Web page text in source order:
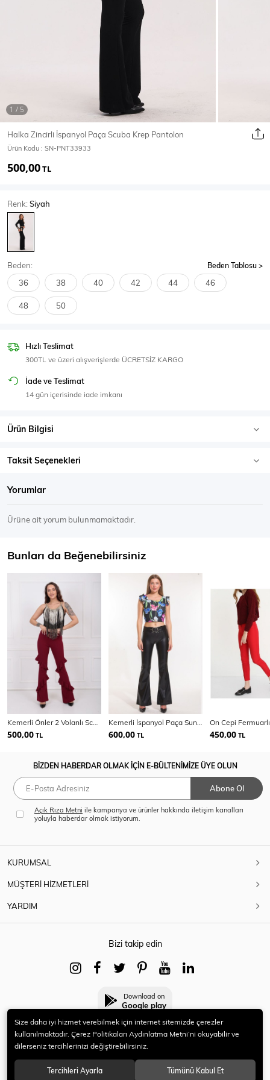
Mont & Kaban
T-Shirt
Body
SPOR GİYİM
Eşofman Üstü
Halka Zincirli İspanyol Paça Scuba Krep Pantolon
Ürün Kodu : SN-PNT33933
500,00TL
Renk:Siyah
Beden: Beden Tablosu
36 38 40 42 44 46
48 50
Hızlı Teslimat
300TL ve üzeri alışverişlerde ÜCRETSİZ KARGO
İade ve Teslimat
14 gün içerisinde iade imkanı
Ürün Bilgisi
Taksit Seçenekleri
Yorumlar
Ürüne ait yorum bulunmamaktadır.
Bunları da Beğenebilirsiniz
500,00 TL 600,00 TL 450,00 TL
BİZDEN HABERDAR OLMAK İÇİN E-BÜLTENİMİZE ÜYE OLUN
Abone Ol
Açık Rıza Metni ile kampanya ve ürünler hakkında iletişim kanalları
yoluyla haberdar olmak istiyorum.
KURUMSAL
MÜŞTERİ HİZMETLERİ
YARDIM
Bizi takip edin
Download on
Google play
© 2021 HERYENİ. Tüm hakları saklıdır.
Size daha iyi hizmet verebilmek için internet sitemizde çerezler
kullanılmaktadır. Çerez Politikaları Aydınlatma Metni’ni okuyabilir ve
dilerseniz tercihlerinizi değiştirebilirsiniz.
Tercihleri Ayarla Tümünü Kabul Et